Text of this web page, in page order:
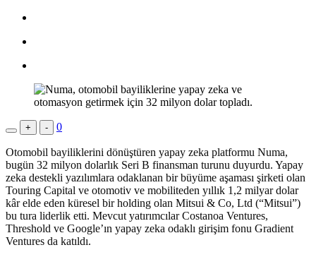
+ - 0
Otomobil bayiliklerini dönüştüren yapay zeka platformu Numa,
bugün 32 milyon dolarlık Seri B finansman turunu duyurdu. Yapay
zeka destekli yazılımlara odaklanan bir büyüme aşaması şirketi olan
Touring Capital ve otomotiv ve mobiliteden yıllık 1,2 milyar dolar
kâr elde eden küresel bir holding olan Mitsui & Co, Ltd (“Mitsui”)
bu tura liderlik etti. Mevcut yatırımcılar Costanoa Ventures,
Threshold ve Google’ın yapay zeka odaklı girişim fonu Gradient
Ventures da katıldı.